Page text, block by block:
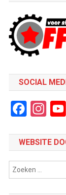
SOCIAL
WEBSITE